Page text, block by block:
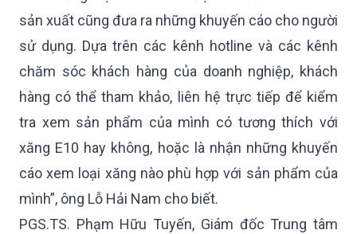
sản xuất cũng đưa ra những khuyến cáo cho người
sử dụng. Dựa trên các kênh hotline và các kênh
chăm sóc khách hàng của doanh nghiệp, khách
hàng có thể tham khảo, liên hệ trực tiếp để kiểm
tra xem sản phẩm của mình có tương thích với
xăng E10 hay không, hoặc là nhận những khuyến
cáo xem loại xăng nào phù hợp với sản phẩm của
mình”, ông Lỗ Hải Nam cho biết.
PGS.TS. Phạm Hữu Tuyến, Giám đốc Trung tâm